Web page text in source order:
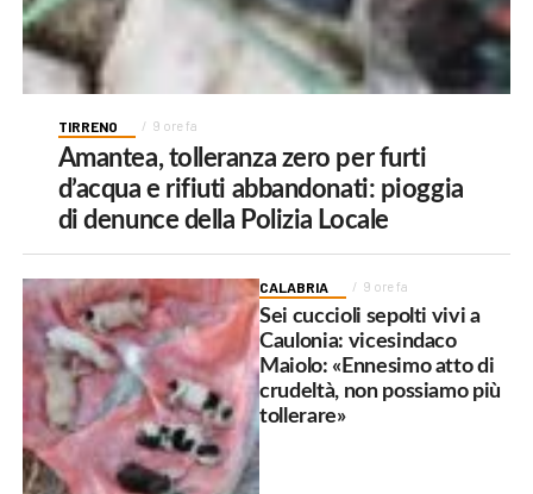
TIRRENO 9 ore fa
Amantea, tolleranza zero per furti
d’acqua e rifiuti abbandonati: pioggia
di denunce della Polizia Locale
CALABRIA 9 ore fa
Sei cuccioli sepolti vivi a
Caulonia: vicesindaco
Maiolo: «Ennesimo atto di
crudeltà, non possiamo più
tollerare»